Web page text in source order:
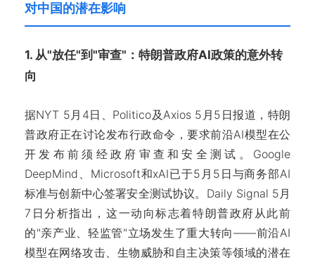
对中国的潜在影响
1. 从"放任"到"审查"：特朗普政府AI政策的意外转
向
据NYT 5月4日、Politico及Axios 5月5日报道，特朗
普政府正在讨论发布行政命令，要求前沿AI模型在公
开发布前须经政府审查和安全测试。Google
DeepMind、Microsoft和xAI已于5月5日与商务部AI
标准与创新中心签署安全测试协议。Daily Signal 5月
7日分析指出，这一动向标志着特朗普政府从此前
的"亲产业、轻监管"立场发生了重大转向——前沿AI
模型在网络攻击、生物威胁和自主决策等领域的潜在